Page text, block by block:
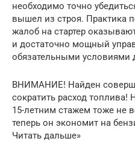
необходимо точно
вышел из строя. Практика
жалоб на стартер
и достаточно мощный
обязательными условиями
ВНИМАНИЕ! Найден
сократить расход топлива!
15-летним стажем тоже не
теперь он экономит на
Читать дальше»